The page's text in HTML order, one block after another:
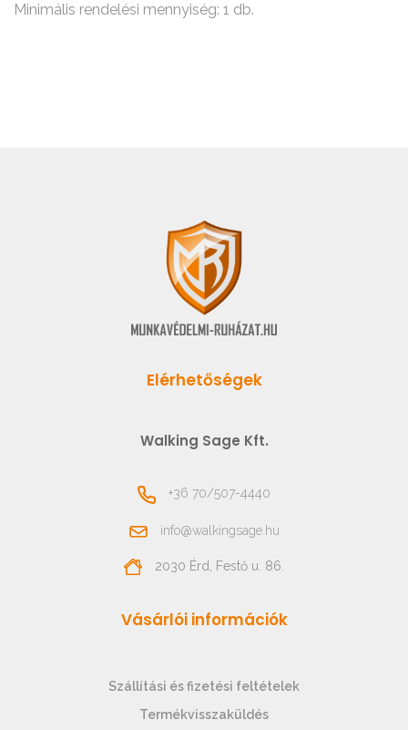
Minimális rendelési mennyiség: 1 db.
Elérhetőségek
Walking Sage Kft.
+36 70/507-4440
info@walkingsage.hu
2030 Érd, Festő u. 86.
Vásárlói információk
Szállítási és fizetési feltételek
Termékvisszaküldés